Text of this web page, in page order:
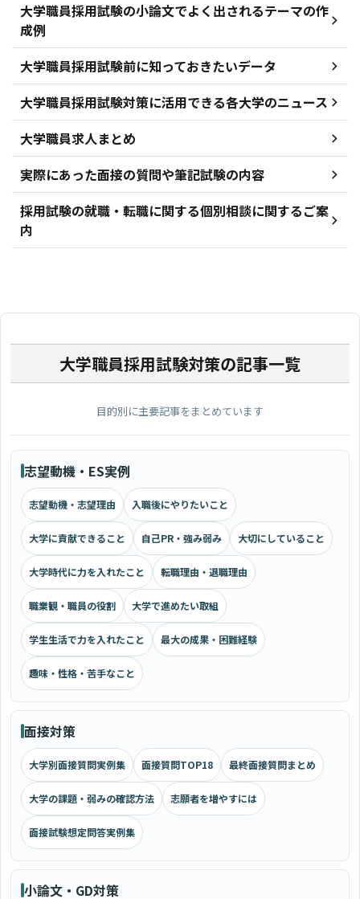
大学職員採用試験の小論文でよく出されるテーマの作
成例
大学職員採用試験前に知っておきたいデータ
大学職員採用試験対策に活用できる各大学のニュース
大学職員求人まとめ
実際にあった面接の質問や筆記試験の内容
採用試験の就職・転職に関する個別相談に関するご案
内
大学職員採用試験対策の記事一覧
目的別に主要記事をまとめています
志望動機・ES実例
志望動機・志望理由 入職後にやりたいこと
大学に貢献できること 自己PR・強み弱み 大切にしていること
大学時代に力を入れたこと 転職理由・退職理由
職業観・職員の役割 大学で進めたい取組
学生生活で力を入れたこと 最大の成果・困難経験
趣味・性格・苦手なこと
面接対策
大学別面接質問実例集 面接質問TOP18 最終面接質問まとめ
大学の課題・弱みの確認方法 志願者を増やすには
面接試験想定問答実例集
小論文・GD対策